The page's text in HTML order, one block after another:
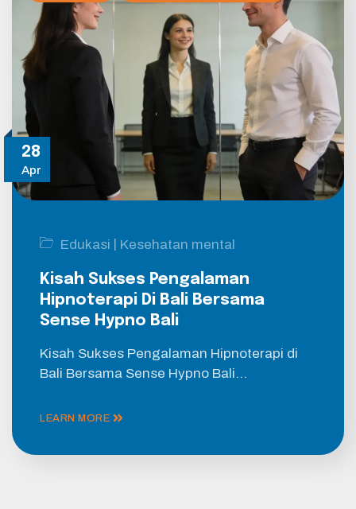
28
Apr
Edukasi Kesehatan mental
Kisah Sukses Pengalaman
Hipnoterapi Di Bali Bersama
Sense Hypno Bali
Kisah Sukses Pengalaman Hipnoterapi di
Bali Bersama Sense Hypno Bali…
LEARN MORE